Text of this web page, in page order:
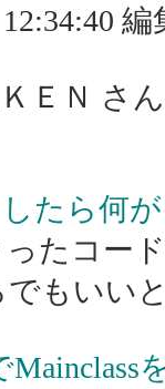
ＥＮ さ
たら何
たコー
もいい